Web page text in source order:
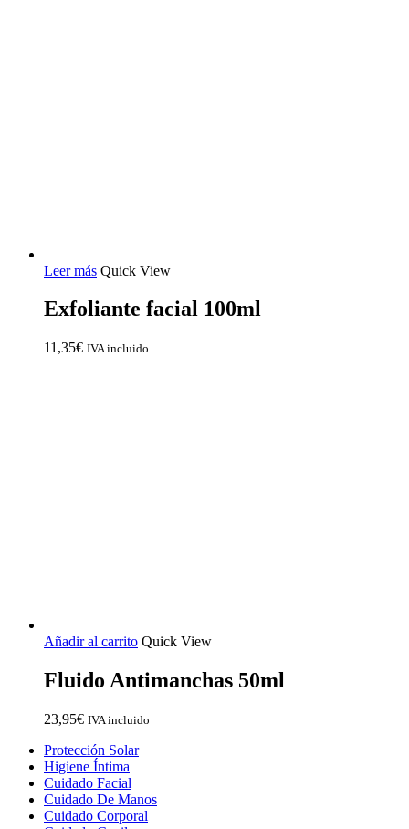
Leer más Quick View
Exfoliante facial 100ml
11,35€ IVA incluido
Añadir al carrito Quick View
Fluido Antimanchas 50ml
23,95€ IVA incluido
Close
Menu
Protección Solar
Higiene Íntima
Cuidado Facial
Cuidado De Manos
Cuidado Corporal